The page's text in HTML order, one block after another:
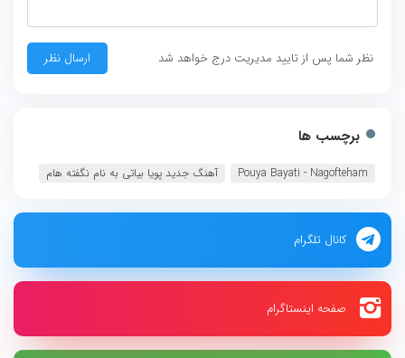
نظر شما پس از تایید مدیریت درج خواهد شد
برچسب ها
Pouya Bayati - Nagofteham آهنگ جدید پویا بیاتی به نام نگفته هام
کانال تلگرام
صفحه اینستاگرام